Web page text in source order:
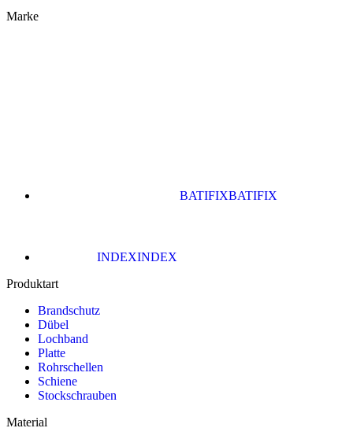
Marke
BATIFIXBATIFIX
INDEXINDEX
Produktart
Brandschutz
Dübel
Lochband
Platte
Rohrschellen
Schiene
Stockschrauben
Material